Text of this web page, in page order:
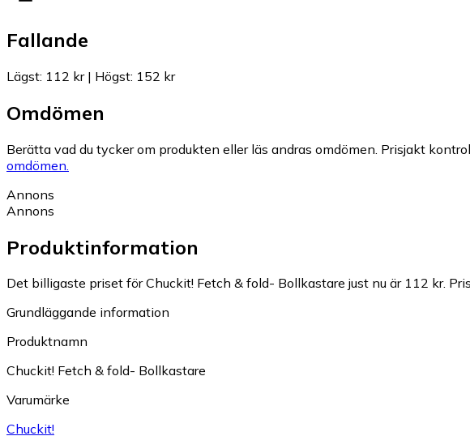
Fallande
Lägst: 112 kr| Högst: 152 kr
Omdömen
Berätta vad du tycker om produkten eller läs andras omdömen. Prisjakt
omdömen.
Annons
Annons
Produktinformation
Det billigaste priset för Chuckit! Fetch & fold- Bollkastare just nu är 112 kr.
Grundläggande information
Produktnamn
Chuckit! Fetch & fold- Bollkastare
Varumärke
Chuckit!